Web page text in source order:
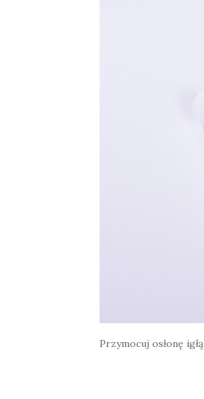
Przymocuj osłonę igłą